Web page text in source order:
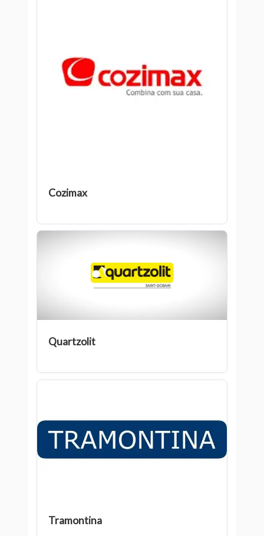
Cozimax
Quartzolit
Tramontina